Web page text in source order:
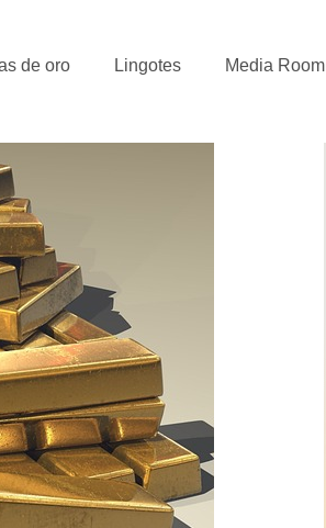
de oro Lingotes Media Room